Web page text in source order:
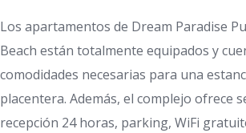
Los apartamentos de Dream Paradise
Beach están totalmente equipados y
comodidades necesarias para una
placentera. Además, el complejo ofrece
recepción 24 horas, parking, WiFi